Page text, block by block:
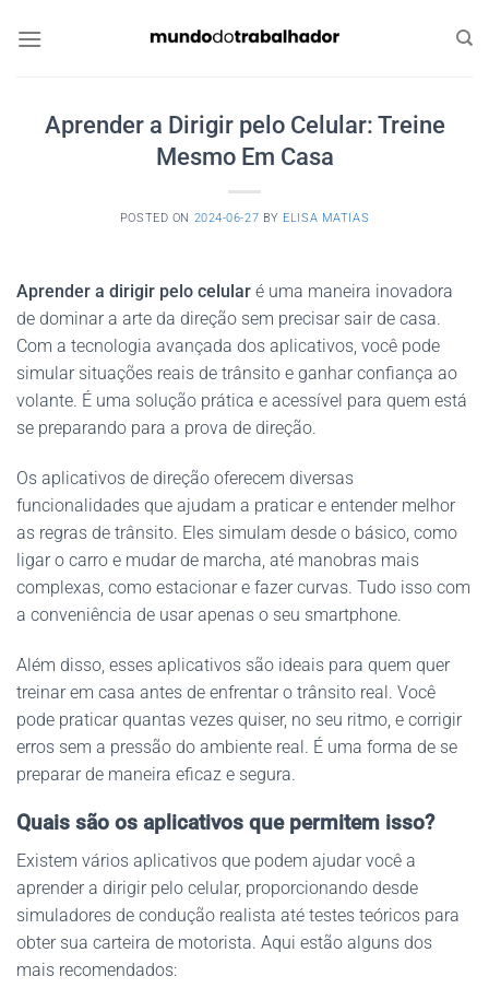
Aprender a Dirigir pelo Celular: Treine
Mesmo Em Casa
POSTED ON 2024-06-27 BY ELISA MATIAS
Aprender a dirigir pelo celular é uma maneira inovadora
de dominar a arte da direção sem precisar sair de casa.
Com a tecnologia avançada dos aplicativos, você pode
simular situações reais de trânsito e ganhar confiança ao
volante. É uma solução prática e acessível para quem está
se preparando para a prova de direção.
Os aplicativos de direção oferecem diversas
funcionalidades que ajudam a praticar e entender melhor
as regras de trânsito. Eles simulam desde o básico, como
ligar o carro e mudar de marcha, até manobras mais
complexas, como estacionar e fazer curvas. Tudo isso com
a conveniência de usar apenas o seu smartphone.
Além disso, esses aplicativos são ideais para quem quer
treinar em casa antes de enfrentar o trânsito real. Você
pode praticar quantas vezes quiser, no seu ritmo, e corrigir
erros sem a pressão do ambiente real. É uma forma de se
preparar de maneira eficaz e segura.
Quais são os aplicativos que permitem isso?
Existem vários aplicativos que podem ajudar você a
aprender a dirigir pelo celular, proporcionando desde
simuladores de condução realista até testes teóricos para
obter sua carteira de motorista. Aqui estão alguns dos
mais recomendados: